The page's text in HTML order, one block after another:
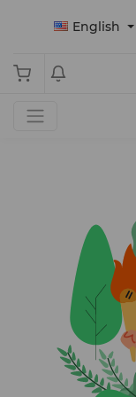
English